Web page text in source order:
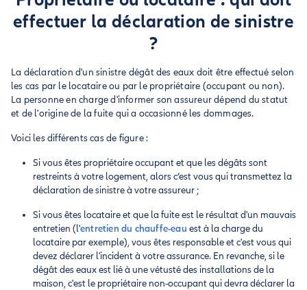
effectuer la déclaration de sinistre
?
La déclaration d'un sinistre dégât des eaux doit être effectué selon
les cas par le locataire ou par le propriétaire (occupant ou non).
La personne en charge d'informer son assureur dépend du statut
et de l'origine de la fuite qui a occasionné les dommages.
Voici les différents cas de figure :
Si vous êtes propriétaire occupant et que les dégâts sont
restreints à votre logement, alors c’est vous qui transmettez la
déclaration de sinistre à votre assureur ;
Si vous êtes locataire et que la fuite est le résultat d'un mauvais
entretien (l'entretien du chauffe-eau est à la charge du
locataire par exemple), vous êtes responsable et c'est vous qui
devez déclarer l'incident à votre assurance. En revanche, si le
dégât des eaux est lié à une vétusté des installations de la
maison, c'est le propriétaire non-occupant qui devra déclarer la